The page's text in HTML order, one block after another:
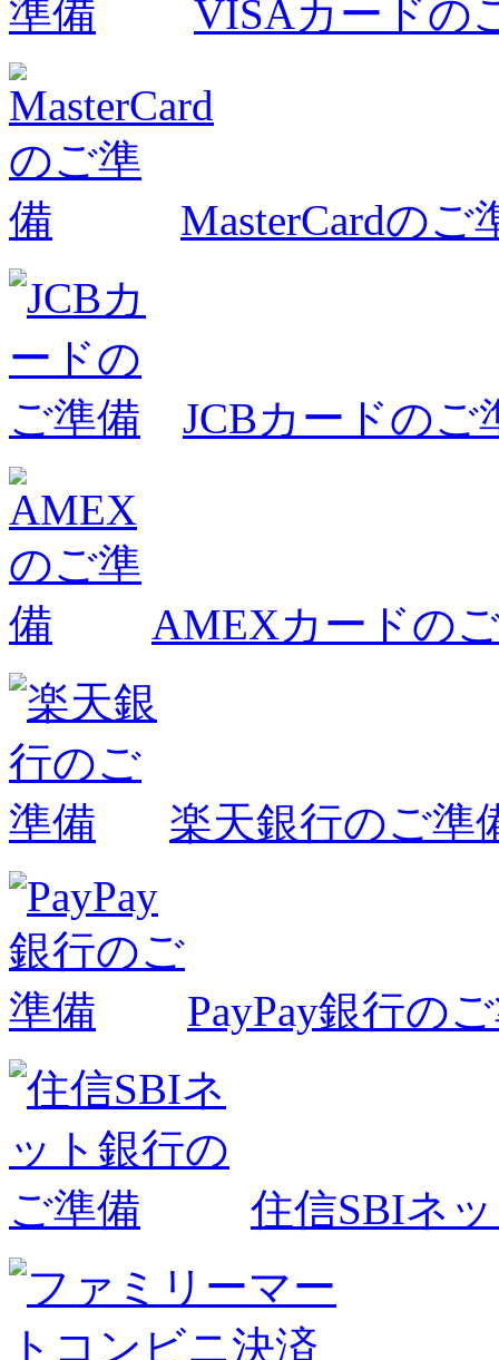
VISAカードの
MasterCardのご
JCBカードのご
AMEXカードの
楽天銀行のご準
PayPay銀行の
住信SBIネ